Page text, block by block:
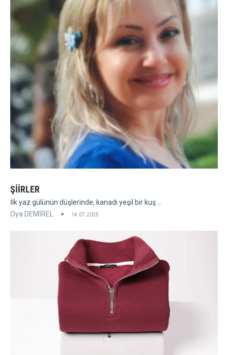
ŞİİRLER
İlk yaz gülünün düşlerinde, kanadı yeşil bir kuş ...
Oya DEMİREL
14.07.2025